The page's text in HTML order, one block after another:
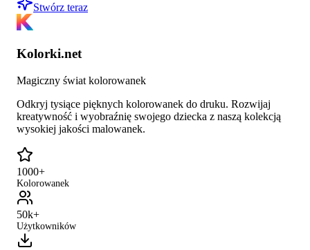
Stwórz teraz
Kolorki.net
Magiczny świat kolorowanek
Odkryj tysiące pięknych kolorowanek do druku. Rozwijaj
kreatywność i wyobraźnię swojego dziecka z naszą kolekcją
wysokiej jakości malowanek.
1000+
Kolorowanek
50k+
Użytkowników